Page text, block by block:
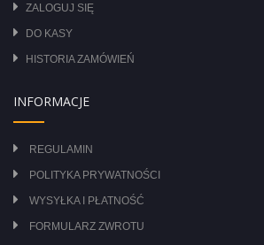
ZALOGUJ SIĘ
DO KASY
HISTORIA ZAMÓWIEŃ
INFORMACJE
REGULAMIN
POLITYKA PRYWATNOŚCI
WYSYŁKA I PŁATNOŚĆ
FORMULARZ ZWROTU